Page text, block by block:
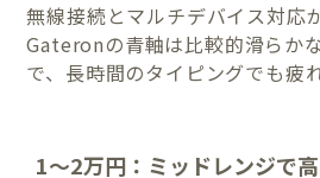
無線接続とマルチデバイス対応
Gateronの青軸は比較的滑らか
で、長時間のタイピングでも疲
1〜2万円：ミッドレンジで